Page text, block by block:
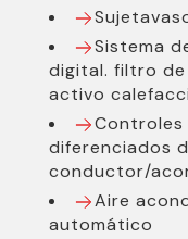
Sistema
digital. filtro
activo
Controles
diferenciados
conductor/
Aire
automático